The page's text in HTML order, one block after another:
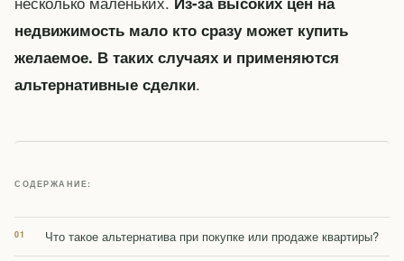
недвижимость мало кто сразу может купить
желаемое. В таких случаях и применяются
альтернативные сделки.
СОДЕРЖАНИЕ:
Что такое альтернатива при покупке или продаже квартиры?